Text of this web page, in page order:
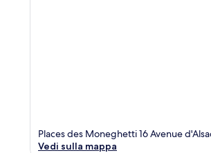
Places des Moneghetti 16 Avenue
Vedi sulla mappa